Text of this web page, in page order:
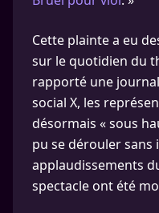
Cette plainte a eu
sur le quotidien du
rapporté une
social X, les
désormais « sous
pu se dérouler sans
applaudissements
spectacle ont été